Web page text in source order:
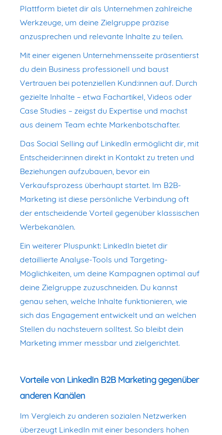
Plattform bietet dir als Unternehmen zahlreiche
Werkzeuge, um deine Zielgruppe präzise
anzusprechen und relevante Inhalte zu teilen.
Mit einer eigenen Unternehmensseite präsentierst
du dein Business professionell und baust
Vertrauen bei potenziellen Kund:innen auf. Durch
gezielte Inhalte – etwa Fachartikel, Videos oder
Case Studies – zeigst du Expertise und machst
aus deinem Team echte Markenbotschafter.
Das Social Selling auf LinkedIn ermöglicht dir, mit
Entscheider:innen direkt in Kontakt zu treten und
Beziehungen aufzubauen, bevor ein
Verkaufsprozess überhaupt startet. Im B2B-
Marketing ist diese persönliche Verbindung oft
der entscheidende Vorteil gegenüber klassischen
Werbekanälen.
Ein weiterer Pluspunkt: LinkedIn bietet dir
detaillierte Analyse-Tools und Targeting-
Möglichkeiten, um deine Kampagnen optimal auf
deine Zielgruppe zuzuschneiden. Du kannst
genau sehen, welche Inhalte funktionieren, wie
sich das Engagement entwickelt und an welchen
Stellen du nachsteuern solltest. So bleibt dein
Marketing immer messbar und zielgerichtet.
Vorteile von LinkedIn B2B Marketing gegenüber
anderen Kanälen
Im Vergleich zu anderen sozialen Netzwerken
überzeugt LinkedIn mit einer besonders hohen